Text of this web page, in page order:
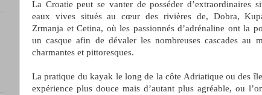
La Croatie peut se vanter de posséder d’extraordinaires
eaux vives situés au cœur des rivières de, Dobra,
Zrmanja et Cetina, où les passionnés d’adrénaline ont la
un casque afin de dévaler les nombreuses cascades au
charmantes et pittoresques.
La pratique du kayak le long de la côte Adriatique ou des
expérience plus douce mais d’autant plus agréable, ou